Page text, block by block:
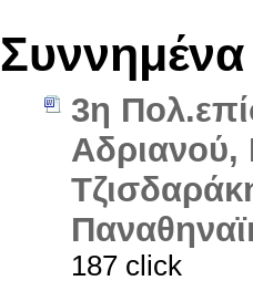
Συννημένα
3η
Αδριανού,
187 click